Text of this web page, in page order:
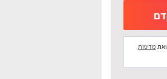
ואת מדיניות